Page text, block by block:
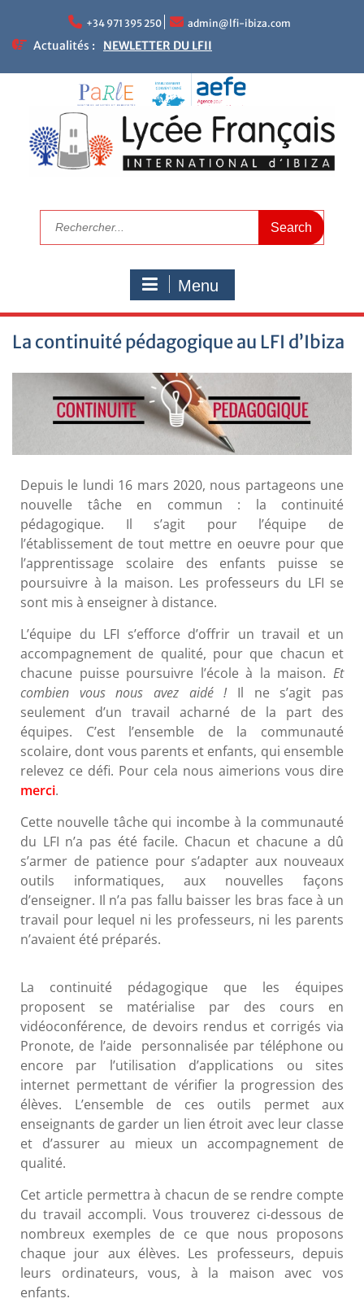
+34 971 395 250 admin@lfi-ibiza.com
Actualités :
Réunions parents – enseignants
Résultats académiques
Calendrier de rentrée 2025
Calendrier scolaire
Visitez le LFI
Campagne de bourses scolaires 2025/2026
Nous recrutons maintenant
Menu
La continuité pédagogique au LFI d’Ibiza
Depuis le lundi 16 mars 2020, nous partageons une
nouvelle tâche en commun : la continuité
pédagogique. Il s’agit pour l’équipe de
l’établissement de tout mettre en oeuvre pour que
l’apprentissage scolaire des enfants puisse se
poursuivre à la maison. Les professeurs du LFI se
sont mis à enseigner à distance.
L’équipe du LFI s’efforce d’offrir un travail et un
accompagnement de qualité, pour que chacun et
chacune puisse poursuivre l’école à la maison. Et
combien vous nous avez aidé !Il ne s’agit pas
seulement d’un travail acharné de la part des
équipes. C’est l’ensemble de la communauté
scolaire, dont vous parents et enfants, qui ensemble
relevez ce défi. Pour cela nous aimerions vous dire
merci.
Cette nouvelle tâche qui incombe à la communauté
du LFI n’a pas été facile. Chacun et chacune a dû
s’armer de patience pour s’adapter aux nouveaux
outils informatiques, aux nouvelles façons
d’enseigner. Il n’a pas fallu baisser les bras face à un
travail pour lequel ni les professeurs, ni les parents
n’avaient été préparés.
La continuité pédagogique que les équipes
proposent se matérialise par des cours en
vidéoconférence, de devoirs rendus et corrigés via
Pronote, de l’aide personnalisée par téléphone ou
encore par l’utilisation d’applications ou sites
internet permettant de vérifier la progression des
élèves. L’ensemble de ces outils permet aux
enseignants de garder un lien étroit avec leur classe
et d’assurer au mieux un accompagnement de
qualité.
Cet article permettra à chacun de se rendre compte
du travail accompli. Vous trouverez ci-dessous de
nombreux exemples de ce que nous proposons
chaque jour aux élèves. Les professeurs, depuis
leurs ordinateurs, vous, à la maison avec vos
enfants.